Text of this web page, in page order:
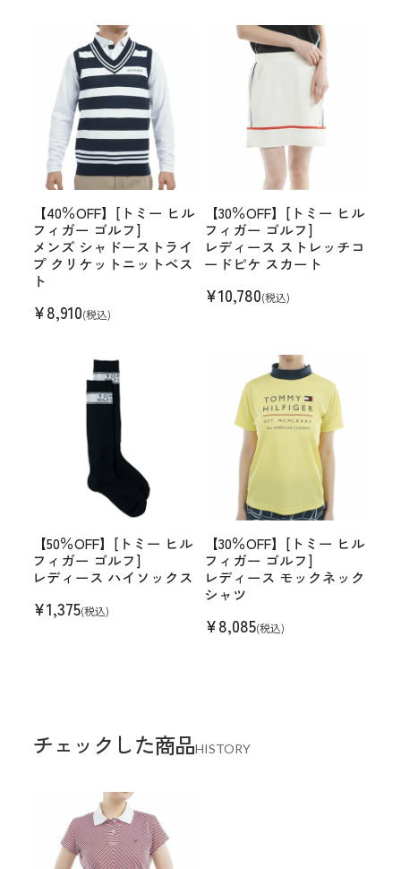
【40％OFF】[トミー ヒル
フィガー ゴルフ]
メンズ シャドーストライ
プ クリケットニットベス
ト
¥8,910(税込)
【30％OFF】[トミー ヒル
フィガー ゴルフ]
レディース ストレッチコ
ードピケ スカート
¥10,780(税込)
【50％OFF】[トミー ヒル
フィガー ゴルフ]
レディース ハイソックス
¥1,375(税込)
【30％OFF】[トミー ヒル
フィガー ゴルフ]
レディース モックネック
シャツ
¥8,085(税込)
チェックした商品HISTORY